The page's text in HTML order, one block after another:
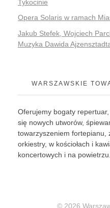
Tykocinie
Opera Solaris w ramach
Jakub Stefek, Wojciech
Muzyka Dawida
WARSZAWSKIE
Oferujemy bogaty
się nowych utworów,
towarzyszeniem fortepianu,
orkiestry, w kościołach i
koncertowych i na powietrzu.
© 2026